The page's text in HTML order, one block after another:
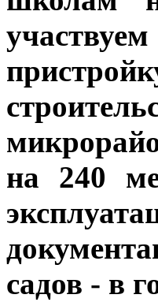
на 240
садов - в